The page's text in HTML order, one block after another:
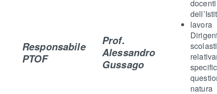
Responsabile
PTOF
Prof.
Alessandro
Gussago
natura